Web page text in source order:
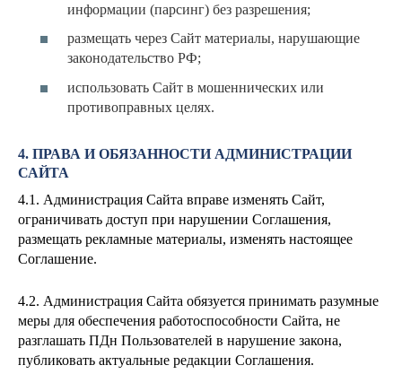
информации (парсинг) без разрешения;
размещать через Сайт материалы, нарушающие
законодательство РФ;
использовать Сайт в мошеннических или
противоправных целях.
4. ПРАВА И ОБЯЗАННОСТИ АДМИНИСТРАЦИИ
САЙТА
4.1. Администрация Сайта вправе изменять Сайт,
ограничивать доступ при нарушении Соглашения,
размещать рекламные материалы, изменять настоящее
Соглашение.
4.2. Администрация Сайта обязуется принимать разумные
меры для обеспечения работоспособности Сайта, не
разглашать ПДн Пользователей в нарушение закона,
публиковать актуальные редакции Соглашения.